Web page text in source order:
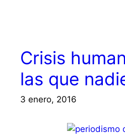
Crisis
las que
3 enero, 2016